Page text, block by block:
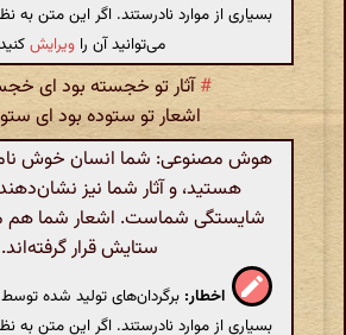
بسیاری از موارد نادرستند. اگر این متن به
می‌توانید آن را ویرایش
#آثار تو خجسته بود ای
اشعار تو ستوده بود ای
هوش مصنوعی: شما انسان خوش
هستید، و آثار شما نیز
شایستگی شماست. اشعار شما هم
ستایش قرار گرفته‌اند.
اخطار: برگردان‌های تولید شده
بسیاری از موارد نادرستند. اگر این متن به